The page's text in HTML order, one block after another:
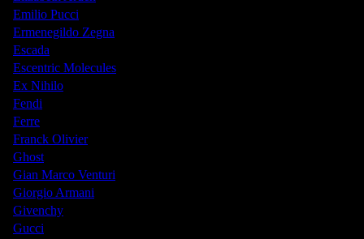
Emilio Pucci
Ermenegildo Zegna
Escada
Escentric Molecules
Ex Nihilo
Fendi
Ferre
Franck Olivier
Ghost
Gian Marco Venturi
Giorgio Armani
Givenchy
Gucci